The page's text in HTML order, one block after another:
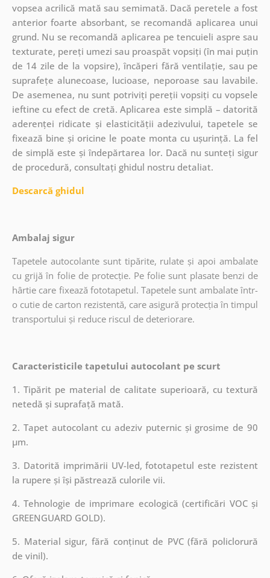
vopsea acrilică mată sau semimată. Dacă peretele a fost
anterior foarte absorbant, se recomandă aplicarea unui
grund. Nu se recomandă aplicarea pe tencuieli aspre sau
texturate, pereți umezi sau proaspăt vopsiți (în mai puțin
de 14 zile de la vopsire), încăperi fără ventilație, sau pe
suprafețe alunecoase, lucioase, neporoase sau lavabile.
De asemenea, nu sunt potriviți pereții vopsiți cu vopsele
ieftine cu efect de cretă. Aplicarea este simplă – datorită
aderenței ridicate și elasticității adezivului, tapetele se
fixează bine și oricine le poate monta cu ușurință. La fel
de simplă este și îndepărtarea lor. Dacă nu sunteți sigur
de procedură, consultați ghidul nostru detaliat.
Descarcă ghidul
Ambalaj sigur
Tapetele autocolante sunt tipărite, rulate și apoi ambalate
cu grijă în folie de protecție. Pe folie sunt plasate benzi de
hârtie care fixează fototapetul. Tapetele sunt ambalate într-
o cutie de carton rezistentă, care asigură protecția în timpul
transportului și reduce riscul de deteriorare.
Caracteristicile tapetului autocolant pe scurt
1. Tipărit pe material de calitate superioară, cu textură
netedă și suprafață mată.
2. Tapet autocolant cu adeziv puternic și grosime de 90
µm.
3. Datorită imprimării UV-led, fototapetul este rezistent
la rupere și își păstrează culorile vii.
4. Tehnologie de imprimare ecologică (certificări VOC și
GREENGUARD GOLD).
5. Material sigur, fără conținut de PVC (fără policlorură
de vinil).